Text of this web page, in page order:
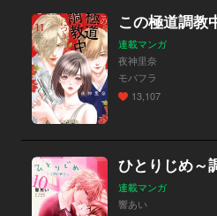
この極道調教
連載マンガ
夜神里奈
モバフラ
13,107
ひとりじめ～
連載マンガ
響あい